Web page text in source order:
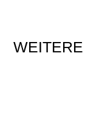
WEITERE